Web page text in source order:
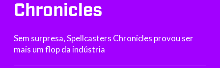
Chronicles
Sem surpresa, Spellcasters Chronicles provou ser
mais um flop da indústria